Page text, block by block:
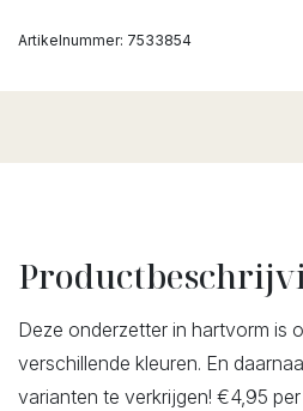
Artikelnummer: 7533854
Deze onderzetter in hartvorm is
verschillende kleuren. En
varianten te verkrijgen! €4,95